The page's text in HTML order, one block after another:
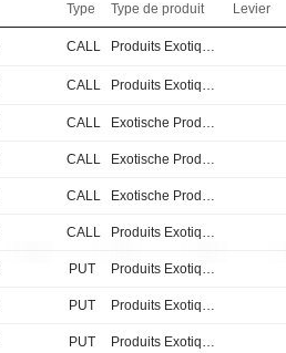
Type Type de produit Levier
CALL Produits Exotiques
CALL Produits Exotiques
CALL Exotische Produkte
CALL Exotische Produkte
CALL Exotische Produkte
CALL Produits Exotiques
PUT Produits Exotiques
PUT Produits Exotiques
PUT Produits Exotiques